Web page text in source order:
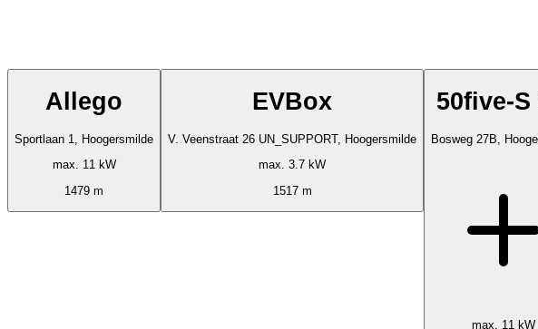
Allego
Sportlaan 1, Hoogersmilde
max. 11 kW
1479 m
EVBox
V. Veenstraat 26 UN_SUPPORT, Hoogersmilde
max. 3.7 kW
1517 m
50five-S
Bosweg 27B,
max. 11 kW